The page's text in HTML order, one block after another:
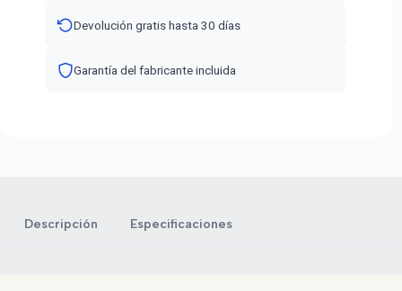
Devolución gratis hasta 30 días
Garantía del fabricante incluida
Descripción Especificaciones